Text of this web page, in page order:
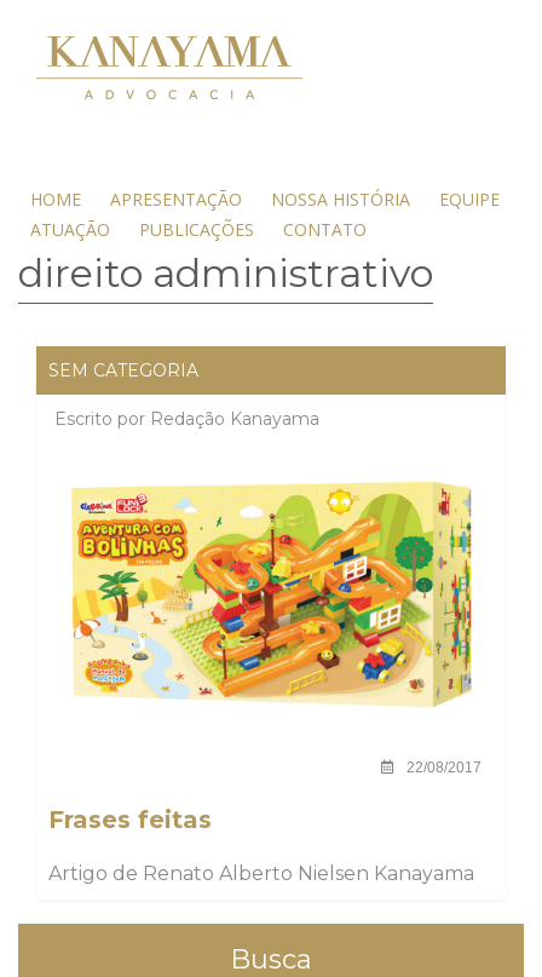
HOME APRESENTAÇÃO NOSSA HISTÓRIA
EQUIPE
ATUAÇÃO
PUBLICAÇÕES CONTATO
direito administrativo
SEM CATEGORIA
Escrito por Redação Kanayama
22/08/2017
Frases feitas
Artigo de Renato Alberto Nielsen Kanayama
Busca